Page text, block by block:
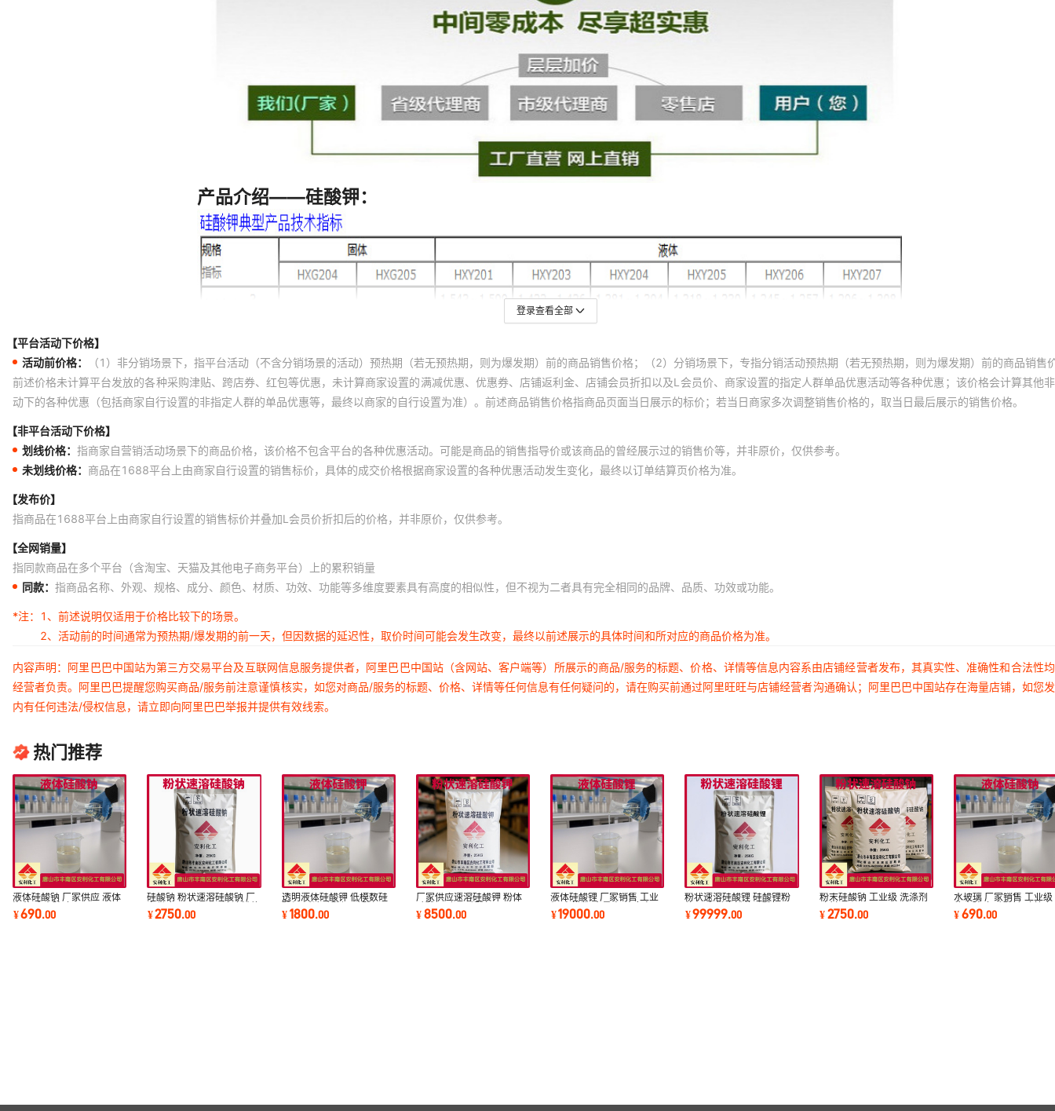
登录查看全部
【平台活动下价格】
活动前价格：
（1）非分销场景下，指平台活动（不含分销场景的活动）预热期（若无预热期，则为爆发期）前的商品销售价格；（2）分销场景下，专指分销活动预热期（若无预热期，则为爆发期）前的商品销售
前述价格未计算平台发放的各种采购津贴、跨店券、红包等优惠，未计算商家设置的满减优惠、优惠券、店铺返利金、店铺会员折扣以及L会员价、商家设置的指定人群单品优惠活动等各种优惠；该价格会计算其他
动下的各种优惠（包括商家自行设置的非指定人群的单品优惠等，最终以商家的自行设置为准）。前述商品销售价格指商品页面当日展示的标价；若当日商家多次调整销售价格的，取当日最后展示的销售价格。
【非平台活动下价格】
划线价格： 指商家自营销活动场景下的商品价格，该价格不包含平台的各种优惠活动。可能是商品的销售指导价或该商品的曾经展示过的销售价等，并非原价，仅供参考。
未划线价格： 商品在1688平台上由商家自行设置的销售标价，具体的成交价格根据商家设置的各种优惠活动发生变化，最终以订单结算页价格为准。
【发布价】
指商品在1688平台上由商家自行设置的销售标价并叠加L会员价折扣后的价格，并非原价，仅供参考。
【全网销量】
指同款商品在多个平台（含淘宝、天猫及其他电子商务平台）上的累积销量
同款： 指商品名称、外观、规格、成分、颜色、材质、功效、功能等多维度要素具有高度的相似性，但不视为二者具有完全相同的品牌、品质、功效或功能。
*注：
1、前述说明仅适用于价格比较下的场景。
2、活动前的时间通常为预热期/爆发期的前一天，但因数据的延迟性，取价时间可能会发生改变，最终以前述展示的具体时间和所对应的商品价格为准。
内容声明：阿里巴巴中国站为第三方交易平台及互联网信息服务提供者，阿里巴巴中国站（含网站、客户端等）所展示的商品/服务的标题、价格、详情等信息内容系由店铺经营者发布，其真实性、准确性和合法性
经营者负责。阿里巴巴提醒您购买商品/服务前注意谨慎核实，如您对商品/服务的标题、价格、详情等任何信息有任何疑问的，请在购买前通过阿里旺旺与店铺经营者沟通确认；阿里巴巴中国站存在海量店铺，如您
内有任何违法/侵权信息，请立即向阿里巴巴举报并提供有效线索。
热门推荐
液体硅酸钠 厂家供应 液体
泡花碱 水玻璃
¥690.00
硅酸钠 粉状速溶硅酸钠 厂
家供应2.0~3.3M 速溶粉体
泡花碱 水玻璃
¥2750.00
透明液体硅酸钾 低模数硅
酸钾 过滤硅酸钾 硅酸钾
¥1800.00
厂家供应速溶硅酸钾 粉体
硅酸钾 农用硅酸钾
¥8500.00
液体硅酸锂 厂家销售 工业
级 高模数 含量高 纯度高
¥19000.00
粉状速溶硅酸锂 硅酸锂粉
体 厂家供应粉体硅酸锂
¥99999.00
粉末硅酸钠 工业级 洗涤剂
建材
¥2750.00
水玻璃 厂家销售 工业级
体水玻璃 硅酸钠 建筑专
泡花碱
¥690.00